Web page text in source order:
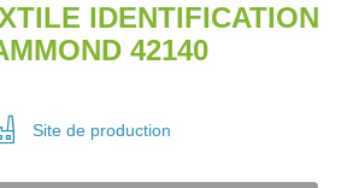
IDENTIFICATION
42140
Site de production